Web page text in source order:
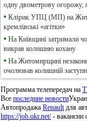
одну двометрову огорожу,
• Клірик УПЦ (МП) на
кремлівські «агітки»
• На Київщині затримали
викрав колишню кохану
• На Житомирщині
очолював колишній
Программа телепередач на
Все последние новости
Автопродажа Renaultдля
https://job.ukr.net/- вакансии